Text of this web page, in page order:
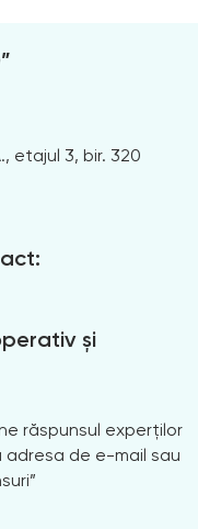
etajul 3, bir. 320
și
răspunsul experților
adresa de e-mail sau